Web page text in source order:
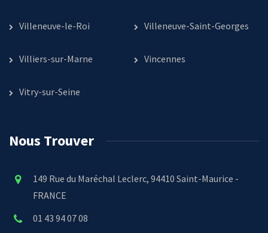
Villeneuve-le-Roi Villeneuve-Saint-Georges
Villiers-sur-Marne Vincennes
Vitry-sur-Seine
Nous Trouver
149 Rue du Maréchal Leclerc, 94410 Saint-Maurice -
FRANCE
01 43 94 07 08